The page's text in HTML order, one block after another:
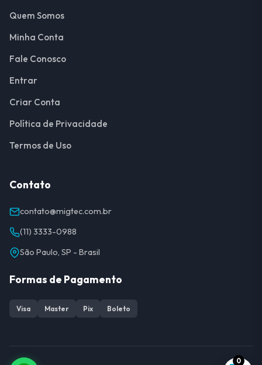
Quem Somos
Minha Conta
Fale Conosco
Entrar
Criar Conta
Política de Privacidade
Termos de Uso
Contato
contato@migtec.com.br
(11) 3333-0988
São Paulo, SP - Brasil
Formas de Pagamento
Visa Master Pix Boleto
0